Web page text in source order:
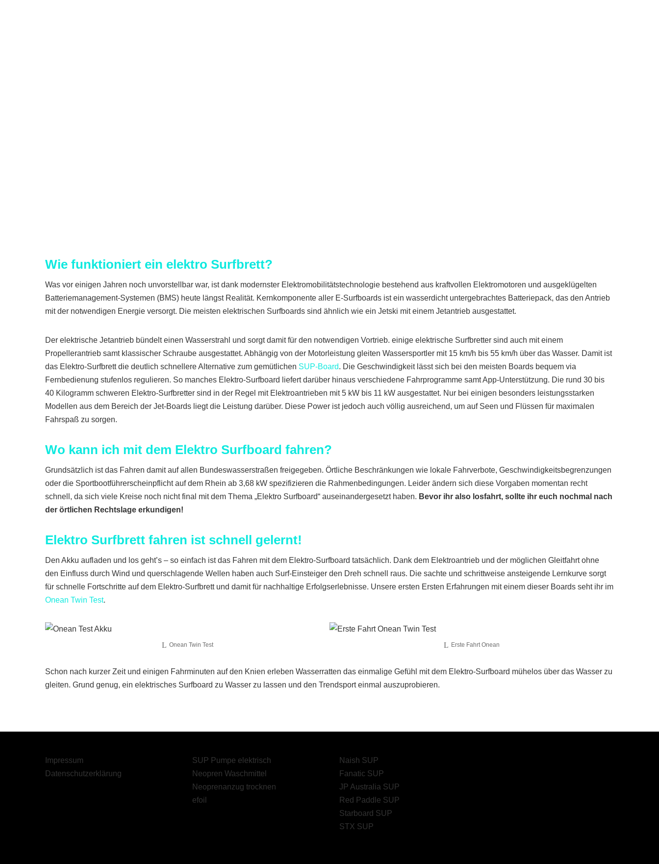
Wie funktioniert ein elektro Surfbrett?
Was vor einigen Jahren noch unvorstellbar war, ist dank modernster Elektromobilitätstechnologie bestehend aus kraftvollen Elektromotoren und ausgeklügelten
Batteriemanagement-Systemen (BMS) heute längst Realität. Kernkomponente aller E-Surfboards ist ein wasserdicht untergebrachtes Batteriepack, das den Antrieb
mit der notwendigen Energie versorgt. Die meisten elektrischen Surfboards sind ähnlich wie ein Jetski mit einem Jetantrieb ausgestattet.
Der elektrische Jetantrieb bündelt einen Wasserstrahl und sorgt damit für den notwendigen Vortrieb. einige elektrische Surfbretter sind auch mit einem
Propellerantrieb samt klassischer Schraube ausgestattet. Abhängig von der Motorleistung gleiten Wassersportler mit 15 km/h bis 55 km/h über das Wasser. Damit ist
das Elektro-Surfbrett die deutlich schnellere Alternative zum gemütlichen SUP-Board. Die Geschwindigkeit lässt sich bei den meisten Boards bequem via
Fernbedienung stufenlos regulieren. So manches Elektro-Surfboard liefert darüber hinaus verschiedene Fahrprogramme samt App-Unterstützung. Die rund 30 bis
40 Kilogramm schweren Elektro-Surfbretter sind in der Regel mit Elektroantrieben mit 5 kW bis 11 kW ausgestattet. Nur bei einigen besonders leistungsstarken
Modellen aus dem Bereich der Jet-Boards liegt die Leistung darüber. Diese Power ist jedoch auch völlig ausreichend, um auf Seen und Flüssen für maximalen
Fahrspaß zu sorgen.
Wo kann ich mit dem Elektro Surfboard fahren?
Grundsätzlich ist das Fahren damit auf allen Bundeswasserstraßen freigegeben. Örtliche Beschränkungen wie lokale Fahrverbote, Geschwindigkeitsbegrenzungen
oder die Sportbootführerscheinpflicht auf dem Rhein ab 3,68 kW spezifizieren die Rahmenbedingungen. Leider ändern sich diese Vorgaben momentan recht
schnell, da sich viele Kreise noch nicht final mit dem Thema „Elektro Surfboard“ auseinandergesetzt haben. Bevor ihr also losfahrt, sollte ihr euch nochmal nach
der örtlichen Rechtslage erkundigen!
Elektro Surfbrett fahren ist schnell gelernt!
Den Akku aufladen und los geht’s – so einfach ist das Fahren mit dem Elektro-Surfboard tatsächlich. Dank dem Elektroantrieb und der möglichen Gleitfahrt ohne
den Einfluss durch Wind und querschlagende Wellen haben auch Surf-Einsteiger den Dreh schnell raus. Die sachte und schrittweise ansteigende Lernkurve sorgt
für schnelle Fortschritte auf dem Elektro-Surfbrett und damit für nachhaltige Erfolgserlebnisse. Unsere ersten Ersten Erfahrungen mit einem dieser Boards seht ihr im
Onean Twin Test.
Onean Twin Test Erste Fahrt Onean
Schon nach kurzer Zeit und einigen Fahrminuten auf den Knien erleben Wasserratten das einmalige Gefühl mit dem Elektro-Surfboard mühelos über das Wasser zu
gleiten. Grund genug, ein elektrisches Surfboard zu Wasser zu lassen und den Trendsport einmal auszuprobieren.
Impressum
Datenschutzerklärung
SUP Pumpe elektrisch
Neopren Waschmittel
Neoprenanzug trocknen
efoil
Naish SUP
Fanatic SUP
JP Australia SUP
Red Paddle SUP
Starboard SUP
STX SUP